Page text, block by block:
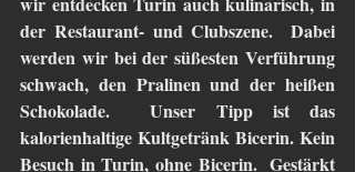
der Restaurant- und Clubszene.  Dabei
werden wir bei der süßesten Verführung
schwach, den Pralinen und der heißen
Schokolade.  Unser Tipp ist das
kalorienhaltige Kultgetränk Bicerin. Kein
Besuch in Turin, ohne Bicerin.  Gestärkt